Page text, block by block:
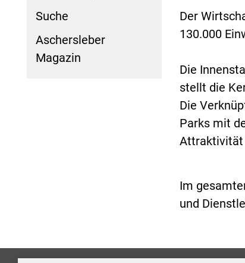
Suche
Aschersleber
Magazin
Der
130.000
Die
stellt die
Die
Parks mit
Attraktivität
Im
und